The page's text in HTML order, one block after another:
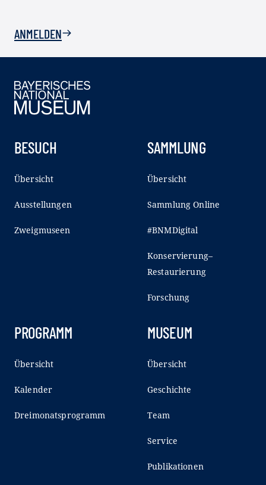
ANMELDEN
BESUCH
Übersicht
Ausstellungen
Zweigmuseen
SAMMLUNG
Übersicht
Sammlung Online
#BNMDigital
Konservierung–
Restaurierung
Forschung
PROGRAMM
Übersicht
Kalender
Dreimonatsprogramm
MUSEUM
Übersicht
Geschichte
Team
Service
Publikationen